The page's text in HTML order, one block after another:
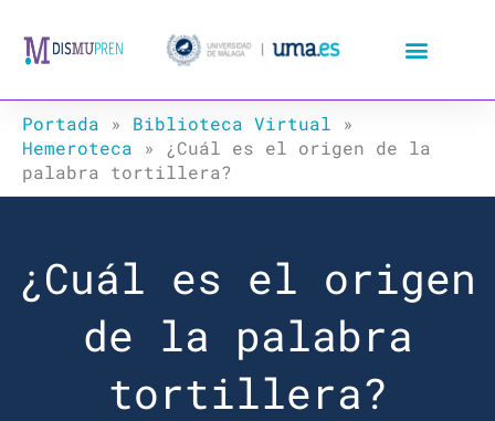
Portada » Biblioteca Virtual »
Hemeroteca » ¿Cuál es el origen de la
palabra tortillera?
¿Cuál es el origen
de la palabra
tortillera?